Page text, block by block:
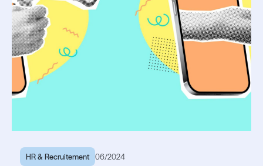
HR & Recruitement 06/2024